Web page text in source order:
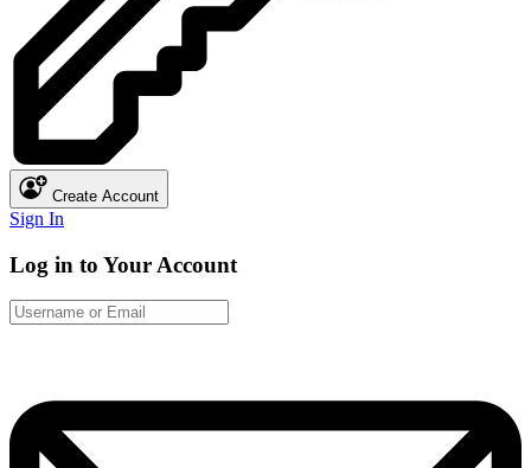
Create Account
Sign In
Log in to Your Account